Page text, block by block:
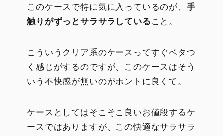
このケースで特に気に入っているのが、 手
触りがずっとサラサラしていること。
こういうクリア系のケースってすぐベタつ
く感じがするのですが、このケースはそう
いう不快感が無いのがホントに良くて。
ケースとしてはそこそこ良いお値段するケ
ースではありますが、この快適なサラサラ